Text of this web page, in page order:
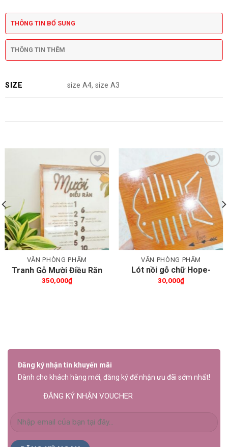
THÔNG TIN BỔ SUNG
THÔNG TIN THÊM
SIZE size A4, size A3
Thêm wishlist
VĂN PHÒNG PHẨM
Tranh Gỗ Mười Điều Răn
350,000₫
Thêm wishlist
VĂN PHÒNG PHẨM
Lót nồi gỗ chữ Hope-
Love
30,000₫
Đăng ký nhận tin khuyến mãi
Dành cho khách hàng mới, đăng ký để nhận ưu đãi sớm nhất!
ĐĂNG KÝ NHẬN VOUCHER